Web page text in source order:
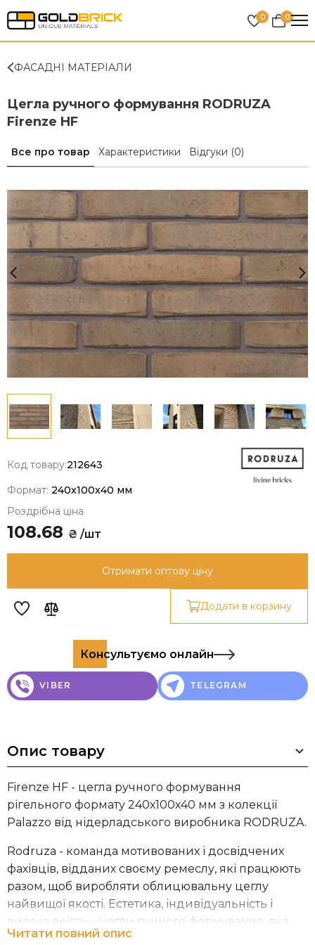
0 0
ФАСАДНІ МАТЕРІАЛИ
Цегла ручного формування RODRUZA
Firenze HF
Все про товар Характеристики Відгуки (0)
Код товару:212643
Формат: 240x100x40 мм
Роздрібна ціна
108.68 ₴ /шт
Отримати оптову ціну
Додати в корзину
Консультуємо онлайн
VIBER TELEGRAM
Опис товару
Firenze HF - цегла ручного формування
рігельного формату 240х100х40 мм з колекції
Palazzo від нідерладського виробника RODRUZA.
Rodruza - команда мотивованих і досвідчених
фахівців, відданих своєму ремеслу, які працюють
разом, щоб виробляти облицювальну цеглу
найвищої якості. Естетика, індивідуальність і
висока якість – цегли ручного формування, яка
витримує випробування часом і надає вашим
Читати повний опис